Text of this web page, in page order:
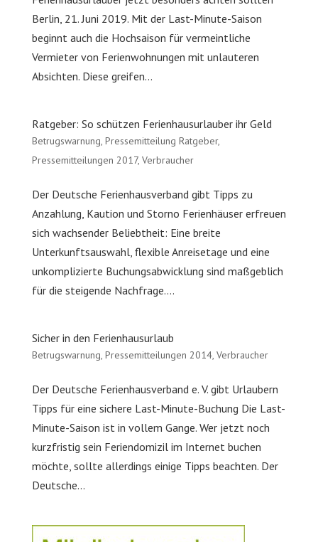
Berlin, 21. Juni 2019. Mit der Last-Minute-Saison
beginnt auch die Hochsaison für vermeintliche
Vermieter von Ferienwohnungen mit unlauteren
Absichten. Diese greifen...
Ratgeber: So schützen Ferienhausurlauber ihr Geld
Betrugswarnung, Pressemitteilung Ratgeber,
Pressemitteilungen 2017, Verbraucher
Der Deutsche Ferienhausverband gibt Tipps zu
Anzahlung, Kaution und Storno Ferienhäuser erfreuen
sich wachsender Beliebtheit: Eine breite
Unterkunftsauswahl, flexible Anreisetage und eine
unkomplizierte Buchungsabwicklung sind maßgeblich
für die steigende Nachfrage....
Sicher in den Ferienhausurlaub
Betrugswarnung, Pressemitteilungen 2014, Verbraucher
Der Deutsche Ferienhausverband e. V. gibt Urlaubern
Tipps für eine sichere Last-Minute-Buchung Die Last-
Minute-Saison ist in vollem Gange. Wer jetzt noch
kurzfristig sein Feriendomizil im Internet buchen
möchte, sollte allerdings einige Tipps beachten. Der
Deutsche...